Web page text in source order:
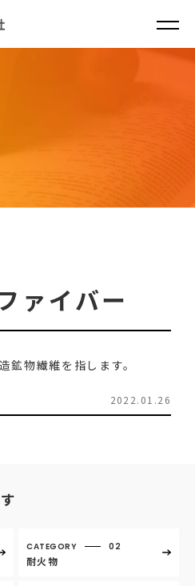
ァイバー
鉱物繊維を指します。
2022.01.26
CATEGORY 02
耐火物